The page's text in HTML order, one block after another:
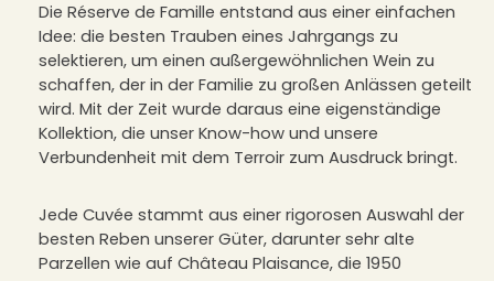
Die Réserve de Famille entstand aus einer einfachen
Idee: die besten Trauben eines Jahrgangs zu
selektieren, um einen außergewöhnlichen Wein zu
schaffen, der in der Familie zu großen Anlässen geteilt
wird. Mit der Zeit wurde daraus eine eigenständige
Kollektion, die unser Know-how und unsere
Verbundenheit mit dem Terroir zum Ausdruck bringt.
Jede Cuvée stammt aus einer rigorosen Auswahl der
besten Reben unserer Güter, darunter sehr alte
Parzellen wie auf Château Plaisance, die 1950